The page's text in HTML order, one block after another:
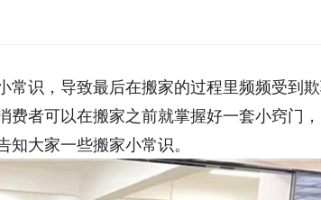
常识，导致最后在搬家的过程里频频受到
费者可以在搬家之前就掌握好一套小窍门
大家一些搬家小常识。